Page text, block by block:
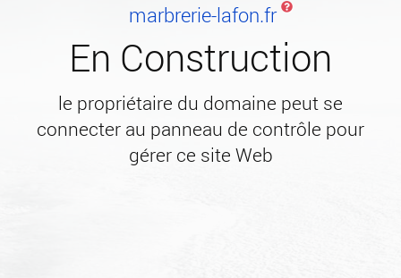
marbrerie-lafon.fr
En Construction
le propriétaire du domaine peut se
connecter au panneau de contrôle pour
gérer ce site Web